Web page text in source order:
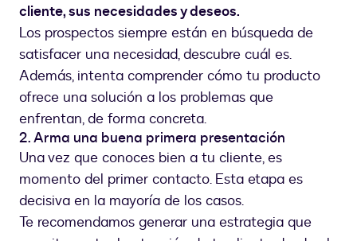
cliente, sus necesidades y deseos.
Los prospectos siempre están en búsqueda de
satisfacer una necesidad, descubre cuál es.
Además, intenta comprender cómo tu producto
ofrece una solución a los problemas que
enfrentan, de forma concreta.
2. Arma una buena primera presentación
Una vez que conoces bien a tu cliente, es
momento del primer contacto. Esta etapa es
decisiva en la mayoría de los casos.
Te recomendamos generar una estrategia que